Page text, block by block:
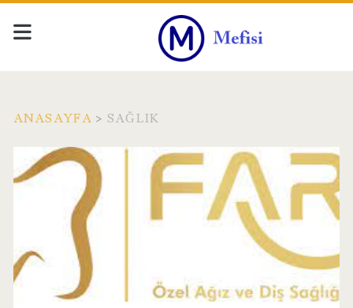
ANASAYFA > SAĞLIK
Kategori:
<span>Sağlık</span>